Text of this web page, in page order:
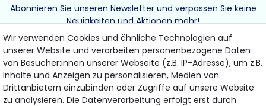
Abonnieren Sie unseren Newsletter und verpassen Sie keine
Neuigkeiten und Aktionen mehr!
ABONNIEREN
Wir verwenden Cookies und ähnliche Technologien auf
unserer Website und verarbeiten personenbezogene Daten
von Besucher:innen unserer Webseite (z.B. IP-Adresse), um z.B.
Inhalte und Anzeigen zu personalisieren, Medien von
Drittanbietern einzubinden oder Zugriffe auf unsere Website
zu analysieren. Die Datenverarbeitung erfolgt erst durch